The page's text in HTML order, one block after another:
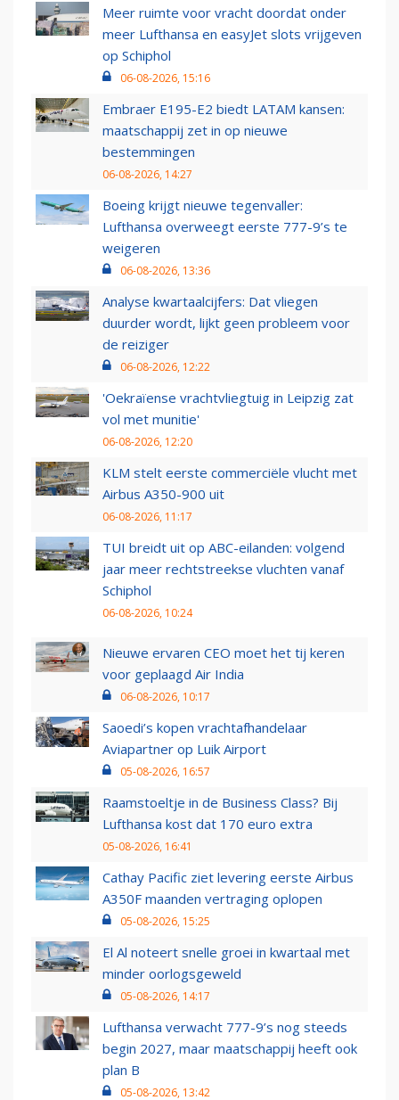
Meer ruimte voor vracht doordat onder
meer Lufthansa en easyJet slots vrijgeven
op Schiphol
06-08-2026, 15:16
Embraer E195-E2 biedt LATAM kansen:
maatschappij zet in op nieuwe
bestemmingen
06-08-2026, 14:27
Boeing krijgt nieuwe tegenvaller:
Lufthansa overweegt eerste 777-9’s te
weigeren
06-08-2026, 13:36
Analyse kwartaalcijfers: Dat vliegen
duurder wordt, lijkt geen probleem voor
de reiziger
06-08-2026, 12:22
'Oekraïense vrachtvliegtuig in Leipzig zat
vol met munitie'
06-08-2026, 12:20
KLM stelt eerste commerciële vlucht met
Airbus A350-900 uit
06-08-2026, 11:17
TUI breidt uit op ABC-eilanden: volgend
jaar meer rechtstreekse vluchten vanaf
Schiphol
06-08-2026, 10:24
Nieuwe ervaren CEO moet het tij keren
voor geplaagd Air India
06-08-2026, 10:17
Saoedi’s kopen vrachtafhandelaar
Aviapartner op Luik Airport
05-08-2026, 16:57
Raamstoeltje in de Business Class? Bij
Lufthansa kost dat 170 euro extra
05-08-2026, 16:41
Cathay Pacific ziet levering eerste Airbus
A350F maanden vertraging oplopen
05-08-2026, 15:25
El Al noteert snelle groei in kwartaal met
minder oorlogsgeweld
05-08-2026, 14:17
Lufthansa verwacht 777-9’s nog steeds
begin 2027, maar maatschappij heeft ook
plan B
05-08-2026, 13:42